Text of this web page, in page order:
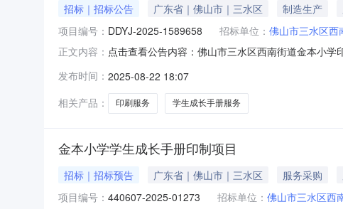
招标｜招标公告 广东省｜佛山市｜三水区 制造生产
项目编号： DDYJ-2025-1589658 招标单位： 佛山市三水区西
正文内容： 点击查看公告内容：佛山市三水区西南街道金本小
（元）计量单位1印刷品名称：学生成长手册服务清
价发起时间：20
发布时间： 2025-08-22 18:07
相关产品：
印刷服务 学生成长手册服务
金本小学学生成长手册印制项目
招标｜招标预告 广东省｜佛山市｜三水区 服务采购
项目编号： 440607-2025-01273 招标单位： 佛山市三水区西